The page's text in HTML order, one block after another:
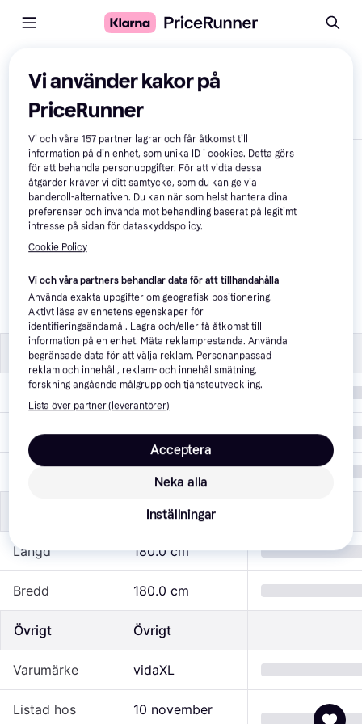
Jämför produkter
Visa endast skillnader
genomskinlig 180x90
cm 2 mm PVC
591 kr
Specifikationer Specifikationer
Färg Transparent
Tillfälle Party
Material Plast
Mått
Längd 180.0 cm
Bredd 180.0 cm
Övrigt Övrigt
Varumärke vidaXL
Listad hos
10 november
Vi använder kakor på
PriceRunner
Vi och våra157 partner lagrar och får åtkomst till
information på din enhet, som unika ID i cookies. Detta görs
för att behandla personuppgifter. För att vidta dessa
åtgärder kräver vi ditt samtycke, som du kan ge via
banderoll-alternativen. Du kan när som helst hantera dina
preferenser och invända mot behandling baserat på legitimt
intresse på sidan för dataskyddspolicy.
Cookie Policy
Vi och våra partners behandlar data för att tillhandahålla
Använda exakta uppgifter om geografisk positionering.
Aktivt läsa av enhetens egenskaper för
identifieringsändamål. Lagra och/eller få åtkomst till
information på en enhet. Mäta reklamprestanda. Använda
begränsade data för att välja reklam. Personanpassad
reklam och innehåll, reklam- och innehållsmätning,
forskning angående målgrupp och tjänsteutveckling.
Lista över partner (leverantörer)
Neka alla
Acceptera
Inställningar